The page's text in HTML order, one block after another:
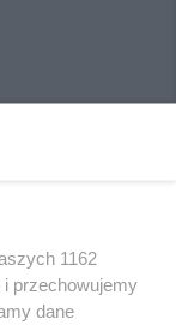
1162
przechowujemy
dane